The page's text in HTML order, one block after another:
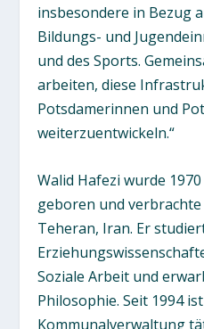
insbesondere in Bezug
Bildungs- und
und des Sports.
arbeiten, diese
Potsdamerinnen und
weiterzuentwickeln.“
Walid Hafezi wurde
geboren und
Teheran, Iran. Er
Soziale Arbeit und
Philosophie. Seit 1994
Kommunalverwaltung